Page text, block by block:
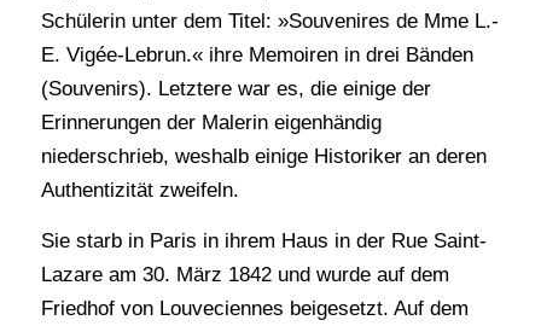
Schülerin unter dem Titel: »Souvenires de Mme L.-
E. Vigée-Lebrun.« ihre Memoiren in drei Bänden
(Souvenirs). Letztere war es, die einige der
Erinnerungen der Malerin eigenhändig
niederschrieb, weshalb einige Historiker an deren
Authentizität zweifeln.
Sie starb in Paris in ihrem Haus in der Rue Saint-
Lazare am 30. März 1842 und wurde auf dem
Friedhof von Louveciennes beigesetzt. Auf dem